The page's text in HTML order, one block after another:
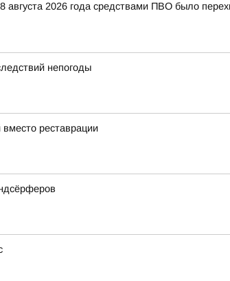
2026 года средствами ПВО было
непогоды
реставрации